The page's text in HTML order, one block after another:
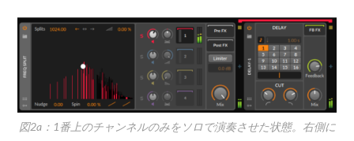
図2a：1番上のチャンネルのみをソロで演奏させた状態。右側に